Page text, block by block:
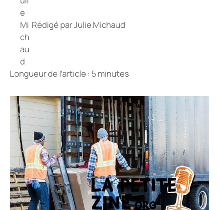
Rédigé parJulie Michaud
Longueur de l’article : 5 minutes